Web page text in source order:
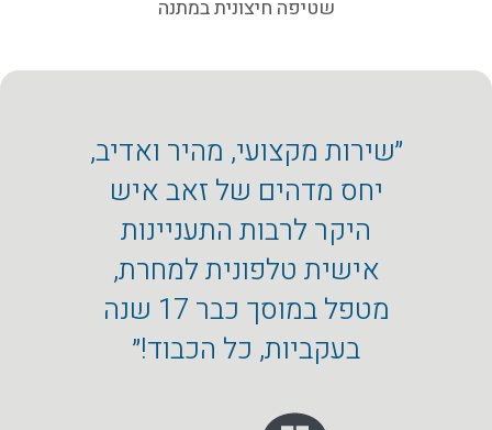
שטיפה חיצונית במתנה
״שירות מקצועי, מהיר ואדיב,
יחס מדהים של זאב איש
היקר לרבות התעניינות
אישית טלפונית למחרת,
מטפל במוסך כבר 17 שנה
בעקביות, כל הכבוד!״